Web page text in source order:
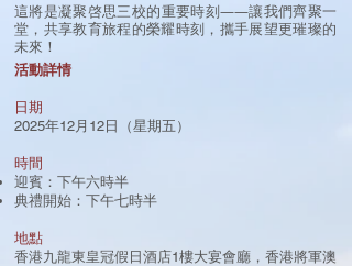
這將是凝聚啓思三校的重要時刻——讓我們齊聚一
堂，共享教育旅程的榮耀時刻，攜手展望更璀璨的
未來！
活動詳情
日期
2025年12月12日（星期五）
時間
迎賓：下午六時半
典禮開始：下午七時半
地點
香港九龍東皇冠假日酒店1樓大宴會廳，香港將軍澳